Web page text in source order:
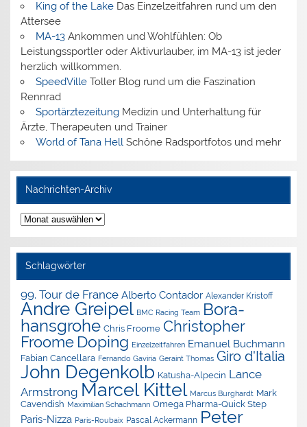
King of the LakeDas Einzelzeitfahren rund um den
Attersee
MA-13Ankommen und Wohlfühlen: Ob
Leistungssportler oder Aktivurlauber, im MA-13 ist jeder
herzlich willkommen.
SpeedVilleToller Blog rund um die Faszination
Rennrad
SportärztezeitungMedizin und Unterhaltung für
Ärzte, Therapeuten und Trainer
World of Tana HellSchöne Radsportfotos und mehr
Nachrichten-Archiv
Nachrichten-
Archiv
Schlagwörter
99. Tour de France Alberto Contador Alexander Kristoff
Andre Greipel BMC Racing Team Bora-
hansgrohe Chris Froome Christopher
Froome Doping Einzelzeitfahren Emanuel Buchmann
Fabian Cancellara Fernando Gaviria Geraint Thomas Giro d'Italia
John Degenkolb Katusha-Alpecin Lance
Armstrong Marcel Kittel Marcus Burghardt Mark
Cavendish Maximilian Schachmann Omega Pharma-Quick Step
Paris-Nizza Paris-Roubaix Pascal Ackermann Peter